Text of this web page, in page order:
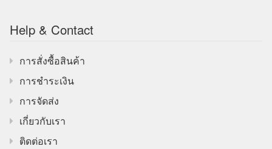
Help & Contact
การสั่งซื้อสินค้า
การชำระเงิน
การจัดส่ง
เกี่ยวกับเรา
ติดต่อเรา